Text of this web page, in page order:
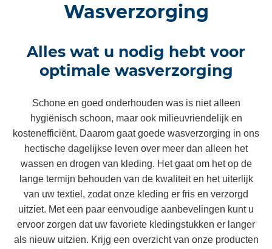
Wasverzorging
Alles wat u nodig hebt voor
optimale wasverzorging
Schone en goed onderhouden was is niet alleen
hygiënisch schoon, maar ook milieuvriendelijk en
kostenefficiënt. Daarom gaat goede wasverzorging in ons
hectische dagelijkse leven over meer dan alleen het
wassen en drogen van kleding. Het gaat om het op de
lange termijn behouden van de kwaliteit en het uiterlijk
van uw textiel, zodat onze kleding er fris en verzorgd
uitziet. Met een paar eenvoudige aanbevelingen kunt u
ervoor zorgen dat uw favoriete kledingstukken er langer
als nieuw uitzien. Krijg een overzicht van onze producten